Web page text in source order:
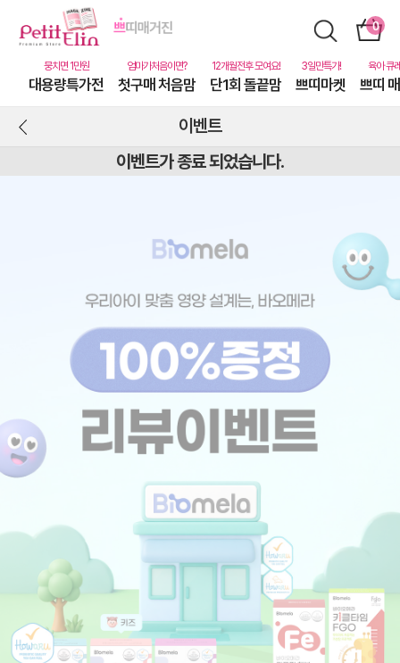
대용량특가전 첫구매 처음맘 단1회 돌끝맘 쁘띠마켓 쁘띠
이벤트
이벤트가 종료 되었습니다.